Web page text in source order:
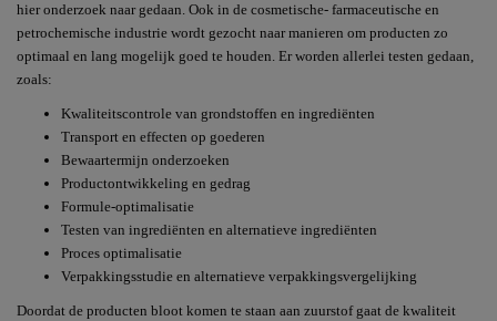
hier onderzoek naar gedaan. Ook in de cosmetische- farmaceutische en
petrochemische industrie wordt gezocht naar manieren om producten zo
optimaal en lang mogelijk goed te houden. Er worden allerlei testen gedaan,
zoals:
Kwaliteitscontrole van grondstoffen en ingrediënten
Transport en effecten op goederen
Bewaartermijn onderzoeken
Productontwikkeling en gedrag
Formule-optimalisatie
Testen van ingrediënten en alternatieve ingrediënten
Proces optimalisatie
Verpakkingsstudie en alternatieve verpakkingsvergelijking
Doordat de producten bloot komen te staan aan zuurstof gaat de kwaliteit